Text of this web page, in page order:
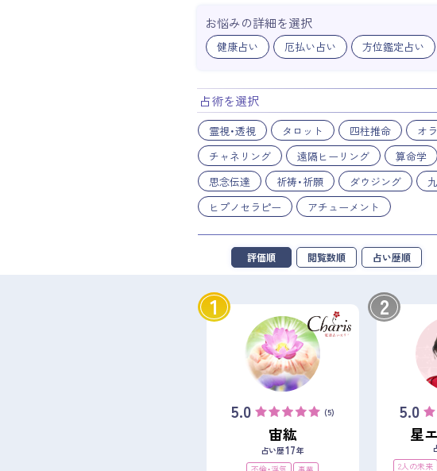
お悩みの詳細を選択
健康占い 厄払い占い 方位鑑定占い
占術を選択
霊視・透視 タロット 四柱推命 オ
チャネリング
遠隔ヒーリング 算命学
思念伝達
祈祷・祈願 ダウジング
ヒプノセラピー
アチューメント
評価順 閲覧数順 占い歴順
1
5.0 (5)
宙紘
占い歴17年
2
5.0
星
2人の未来